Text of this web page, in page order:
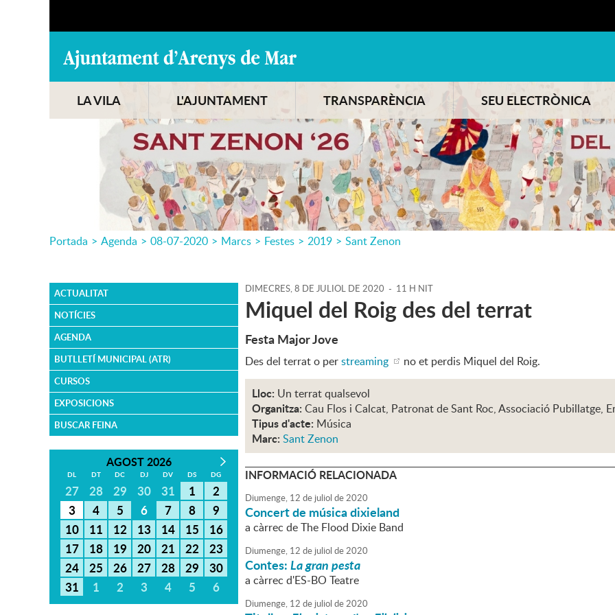
LA VILA L'AJUNTAMENT TRANSPARÈNCIA SEU ELECTRÒNICA
Portada > Agenda > 08-07-2020 > Marcs > Festes > 2019 > Sant Zenon
ACTUALITAT
NOTÍCIES
AGENDA
BUTLLETÍ MUNICIPAL (ATR)
CURSOS
EXPOSICIONS
BUSCAR FEINA
AGOST 2026
DL DT DC DJ DV DS DG
27 28 29 30 31 1
2
3
4 5 6 7 8
9
10
11 12 13 14 15
16
17
18 19 20 21 22
23
24
25 26 27 28 29
30
31
1 2 3 4 5 6
DIMECRES,8 DE JULIOL DE 2020 - 11 H NIT
Miquel del Roig des del terrat
Festa Major Jove
Des del terrat o perstreaming no et perdis Miquel del Roig.
Lloc: Un terrat qualsevol
Organitza: Cau Flos i Calcat, Patronat de Sant Roc, Associació Pubillatge,
Tipus d'acte: Música
Marc: Sant Zenon
INFORMACIÓ RELACIONADA
Diumenge, 12 de juliol de2020
Concert de música dixieland
a càrrec de The Flood Dixie Band
Diumenge, 12 de juliol de2020
Contes:La gran pesta
a càrrec d'ES-BO Teatre
Diumenge, 12 de juliol de2020